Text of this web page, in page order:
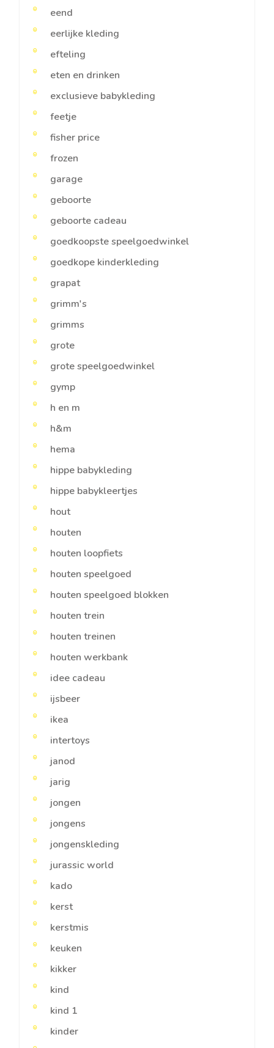
eend
eerlijke kleding
efteling
eten en drinken
exclusieve babykleding
feetje
fisher price
frozen
garage
geboorte
geboorte cadeau
goedkoopste speelgoedwinkel
goedkope kinderkleding
grapat
grimm's
grimms
grote
grote speelgoedwinkel
gymp
h en m
h&m
hema
hippe babykleding
hippe babykleertjes
hout
houten
houten loopfiets
houten speelgoed
houten speelgoed blokken
houten trein
houten treinen
houten werkbank
idee cadeau
ijsbeer
ikea
intertoys
janod
jarig
jongen
jongens
jongenskleding
jurassic world
kado
kerst
kerstmis
keuken
kikker
kind
kind 1
kinder